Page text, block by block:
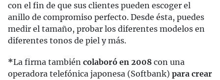
con el fin de que sus clientes pueden escoger el
anillo de compromiso perfecto. Desde ésta, puedes
medir el tamaño, probar los diferentes modelos en
diferentes tonos de piel y más.
*La firma también colaboró en 2008 con una
operadora telefónica japonesa (Softbank) para crear